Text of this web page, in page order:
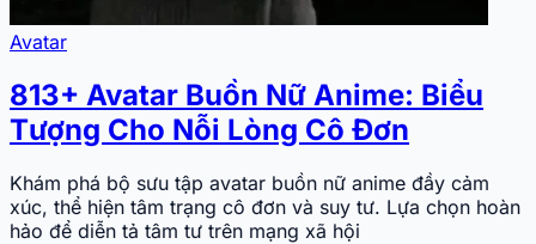
Avatar
813+ Avatar Buồn Nữ Anime: Biểu
Tượng Cho Nỗi Lòng Cô Đơn
Khám phá bộ sưu tập avatar buồn nữ anime đầy cảm
xúc, thể hiện tâm trạng cô đơn và suy tư. Lựa chọn hoàn
hảo để diễn tả tâm tư trên mạng xã hội